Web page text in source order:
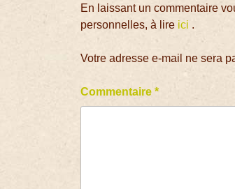
En laissant un commentaire
personnelles, à lire ici .
Votre adresse e-mail ne sera
Commentaire*